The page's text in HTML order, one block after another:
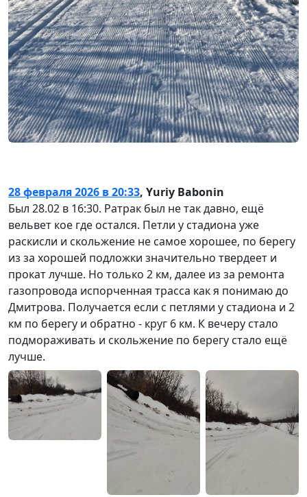
28 февраля 2026 в 20:33, Yuriy Babonin
Был 28.02 в 16:30. Ратрак был не так давно, ещё
вельвет кое где остался. Петли у стадиона уже
раскисли и скольжение не самое хорошее, по берегу
из за хорошей подложки значительно твердеет и
прокат лучше. Но только 2 км, далее из за ремонта
газопровода испорченная трасса как я понимаю до
Дмитрова. Получается если с петлями у стадиона и 2
км по берегу и обратно - круг 6 км. К вечеру стало
подмораживать и скольжение по берегу стало ещё
лучше.